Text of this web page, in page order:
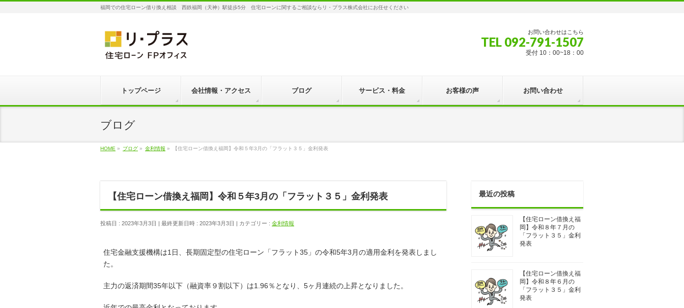
福岡での住宅ローン借り換え相談 西鉄福岡（天神）駅徒歩5分 住宅ローンに関するご相談ならリ・プラス株式会社にお任せください
お問い合わせはこちら
TEL 092-791-1507
受付 10：00~18：00
トップページ 会社情報・アクセス ブログ サービス・料金 お客様の声 お問い合わせ
ブログ
HOME » ブログ » 金利情報 » 【住宅ローン借換え福岡】令和５年3月の「フラット３５」金利発表
【住宅ローン借換え福岡】令和５年3月の「フラット３５」金利発表
投稿日 : 2023年3月3日 最終更新日時 : 2023年3月3日 カテゴリー : 金利情報
住宅金融支援機構は1日、長期固定型の住宅ローン「フラット35」の令和5年3月の適用金利を発表しまし
た。
主力の返済期間35年以下（融資率９割以下）は1.96％となり、5ヶ月連続の上昇となりました。
最近の投稿
【住宅ローン借換え福
岡】令和８年７月の
「フラット３５」金利
発表
【住宅ローン借換え福
岡】令和８年６月の
「フラット３５」金利
発表